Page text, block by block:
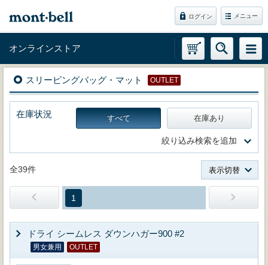
ログイン メニュー
オンラインストア
スリーピングバッグ・マット OUTLET
在庫状況 すべて 在庫あり
絞り込み検索を追加
全39件 表示切替
1
ドライ シームレス ダウンハガー900 #2
男女兼用 OUTLET